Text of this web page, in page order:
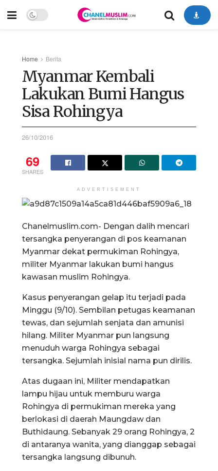
Home Berita
Myanmar Kembali
Lakukan Bumi Hangus
Sisa Rohingya
26/10/2016
69
SHARES
ADVERTISEMENT
Chanelmuslim.com- Dengan dalih mencari
tersangka penyerangan di pos keamanan
Myanmar dekat permukiman Rohingya,
militer Myanmar lakukan bumi hangus
kawasan muslim Rohingya.
Kasus penyerangan gelap itu terjadi pada
Minggu (9/10). Sembilan petugas keamanan
tewas, dan sejumlah senjata dan amunisi
hilang. Militer Myanmar pun langsung
menuduh warga Rohingya sebagai
tersangka. Sejumlah inisial nama pun dirilis.
Atas dugaan ini, Militer mendapatkan
lampu hijau untuk memburu warga
Rohingya di permukiman mereka yang
berlokasi di daerah Maungdaw dan
Buthidaung. Sebanyak 29 orang Rohingya, 2
di antaranya wanita, yang dianggap sebagai
tersangka langsung dibunuh.